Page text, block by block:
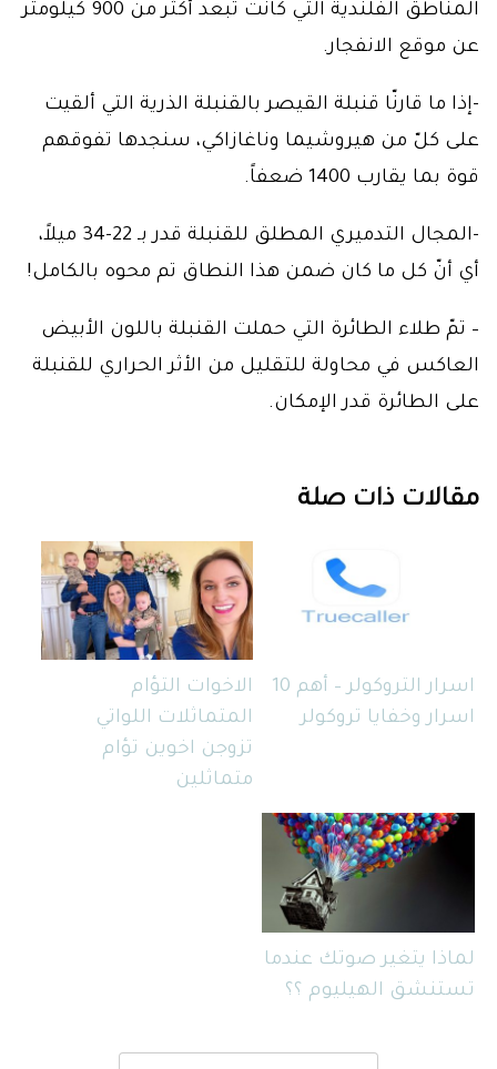
المناطق الفلندية التي كانت تبعد أكثر من 900 كيلومتر
عن موقع الانفجار.
-إذا ما قارنّا قنبلة القيصر بالقنبلة الذرية التي ألقيت
على كلّ من هيروشيما وناغازاكي، سنجدها تفوقهم
قوة بما يقارب 1400 ضعفاً.
-المجال التدميري المطلق للقنبلة قدر بـ 22-34 ميلاً،
أي أنّ كل ما كان ضمن هذا النطاق تم محوه بالكامل!
– تمّ طلاء الطائرة التي حملت القنبلة باللون الأبيض
العاكس في محاولة للتقليل من الأثر الحراري للقنبلة
على الطائرة قدر الإمكان.
مقالات ذات صلة
اسرار التروكولر – أهم 10
اسرار وخفايا تروكولر
الاخوات التؤام
المتماثلات اللواتي
تزوجن اخوين تؤام
متماثلين
لماذا يتغير صوتك عندما
تستنشق الهيليوم ؟؟